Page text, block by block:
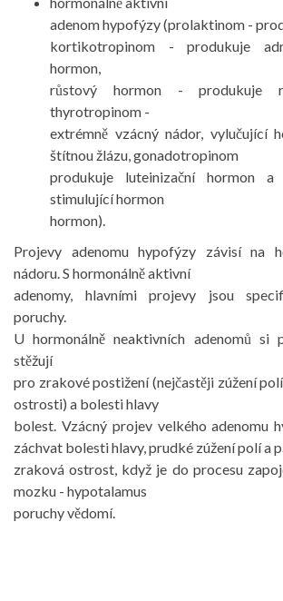
adenom hypofýzy (prolaktinom -
kortikotropinom - produkuje
hormon,
růstový hormon - produkuje
thyrotropinom -
extrémně vzácný nádor, vylučující
štítnou žlázu, gonadotropinom
produkuje luteinizační hormon
stimulující hormon
hormon).
Projevy adenomu hypofýzy závisí na
nádoru. S hormonálně aktivní
adenomy, hlavními projevy jsou
poruchy.
U hormonálně neaktivních adenomů si
stěžují
pro zrakové postižení (nejčastěji zúžení
ostrosti) a bolesti hlavy
bolest. Vzácný projev velkého adenomu
záchvat bolesti hlavy, prudké zúžení polí a
zraková ostrost, když je do procesu
mozku - hypotalamus
poruchy vědomí.